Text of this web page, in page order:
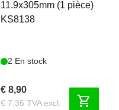
11.9x305mm (1 pièce)
KS8138
2 En stock
€ 8,90
€ 7,36 TVA excl. shopping_cart